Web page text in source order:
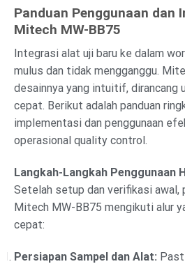
Panduan Penggunaan dan
Mitech MW-BB75
Integrasi alat uji baru ke dalam
mulus dan tidak mengganggu.
desainnya yang intuitif, dirancang
cepat. Berikut adalah panduan
implementasi dan penggunaan
operasional quality control.
Langkah-Langkah Penggunaan
Setelah setup dan verifikasi awal,
Mitech MW-BB75 mengikuti alur
cepat:
Persiapan Sampel dan Alat: